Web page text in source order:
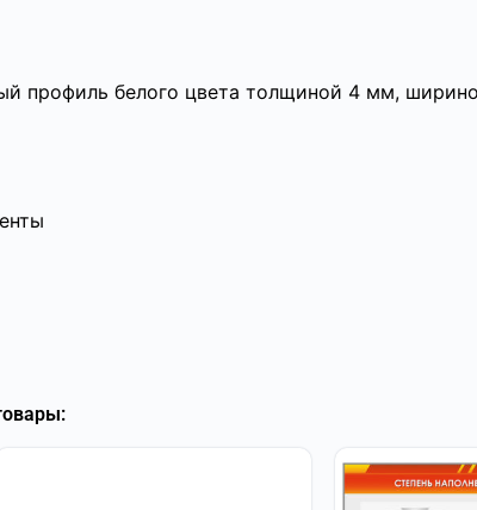
профиль белого цвета толщиной 4 мм,